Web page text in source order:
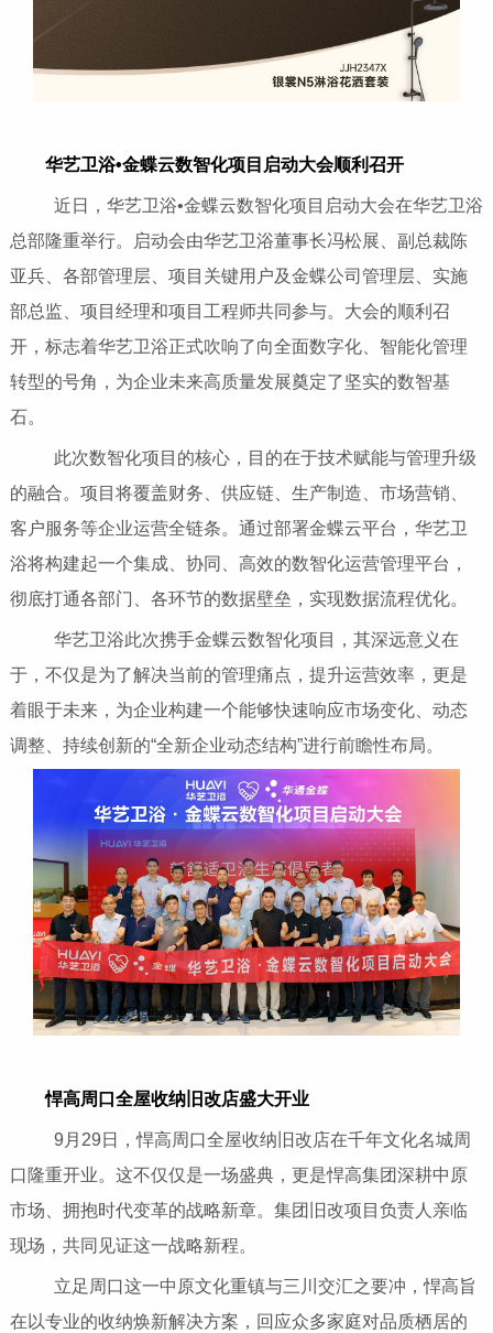
华艺卫浴•金蝶云数智化项目启动大会顺利召开
近日，华艺卫浴•金蝶云数智化项目启动大会在华艺卫浴
总部隆重举行。启动会由华艺卫浴董事长冯松展、副总裁陈
亚兵、各部管理层、项目关键用户及金蝶公司管理层、实施
部总监、项目经理和项目工程师共同参与。大会的顺利召
开，标志着华艺卫浴正式吹响了向全面数字化、智能化管理
转型的号角，为企业未来高质量发展奠定了坚实的数智基
石。
此次数智化项目的核心，目的在于技术赋能与管理升级
的融合。项目将覆盖财务、供应链、生产制造、市场营销、
客户服务等企业运营全链条。通过部署金蝶云平台，华艺卫
浴将构建起一个集成、协同、高效的数智化运营管理平台，
彻底打通各部门、各环节的数据壁垒，实现数据流程优化。
华艺卫浴此次携手金蝶云数智化项目，其深远意义在
于，不仅是为了解决当前的管理痛点，提升运营效率，更是
着眼于未来，为企业构建一个能够快速响应市场变化、动态
调整、持续创新的“全新企业动态结构”进行前瞻性布局。
悍高周口全屋收纳旧改店盛大开业
9月29日，悍高周口全屋收纳旧改店在千年文化名城周
口隆重开业。这不仅仅是一场盛典，更是悍高集团深耕中原
市场、拥抱时代变革的战略新章。集团旧改项目负责人亲临
现场，共同见证这一战略新程。
立足周口这一中原文化重镇与三川交汇之要冲，悍高旨
在以专业的收纳焕新解决方案，回应众多家庭对品质栖居的